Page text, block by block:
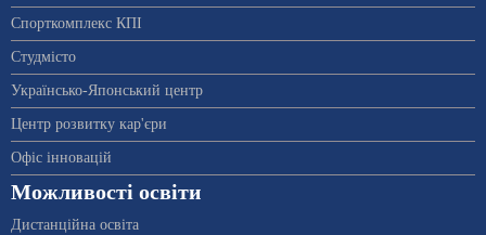
Спорткомплекс КПІ
Студмісто
Українсько-Японський центр
Центр розвитку кар'єри
Офіс інновацій
Можливості освіти
Дистанційна освіта